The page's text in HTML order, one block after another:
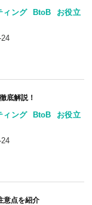
ィング BtoB
お役立
底解説！
ィング BtoB
お役立
意点を紹介